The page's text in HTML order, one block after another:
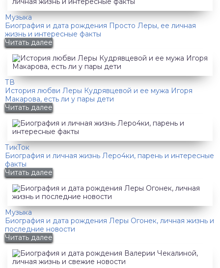
Музыка
Биография и дата рождения Просто Леры, ее личная
жизнь и интересные факты
Читать далее
ТВ
История любви Леры Кудрявцевой и ее мужа Игоря
Макарова, есть ли у пары дети
Читать далее
ТикТок
Биография и личная жизнь Леро4ки, парень и интересные
факты
Читать далее
Музыка
Биография и дата рождения Леры Огонек, личная жизнь и
последние новости
Читать далее